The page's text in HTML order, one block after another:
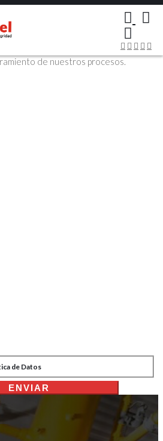
comentarios, sus opiniones son muy
de nuestros procesos.
de Datos
ENVIAR